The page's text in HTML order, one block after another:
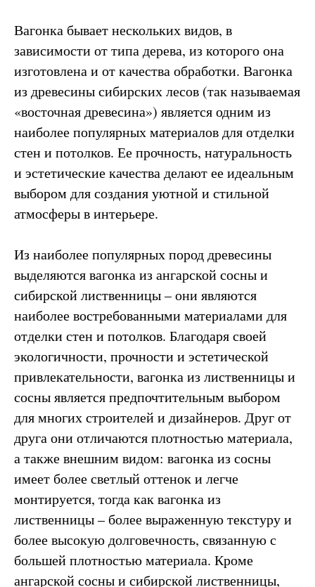
Вагонка бывает нескольких видов, в
зависимости от типа дерева, из которого она
изготовлена и от качества обработки. Вагонка
из древесины сибирских лесов (так называемая
«восточная древесина») является одним из
наиболее популярных материалов для отделки
стен и потолков. Ее прочность, натуральность
и эстетические качества делают ее идеальным
выбором для создания уютной и стильной
атмосферы в интерьере.
Из наиболее популярных пород древесины
выделяются вагонка из ангарской сосны и
сибирской лиственницы – они являются
наиболее востребованными материалами для
отделки стен и потолков. Благодаря своей
экологичности, прочности и эстетической
привлекательности, вагонка из лиственницы и
сосны является предпочтительным выбором
для многих строителей и дизайнеров. Друг от
друга они отличаются плотностью материала,
а также внешним видом: вагонка из сосны
имеет более светлый оттенок и легче
монтируется, тогда как вагонка из
лиственницы – более выраженную текстуру и
более высокую долговечность, связанную с
большей плотностью материала. Кроме
ангарской сосны и сибирской лиственницы,